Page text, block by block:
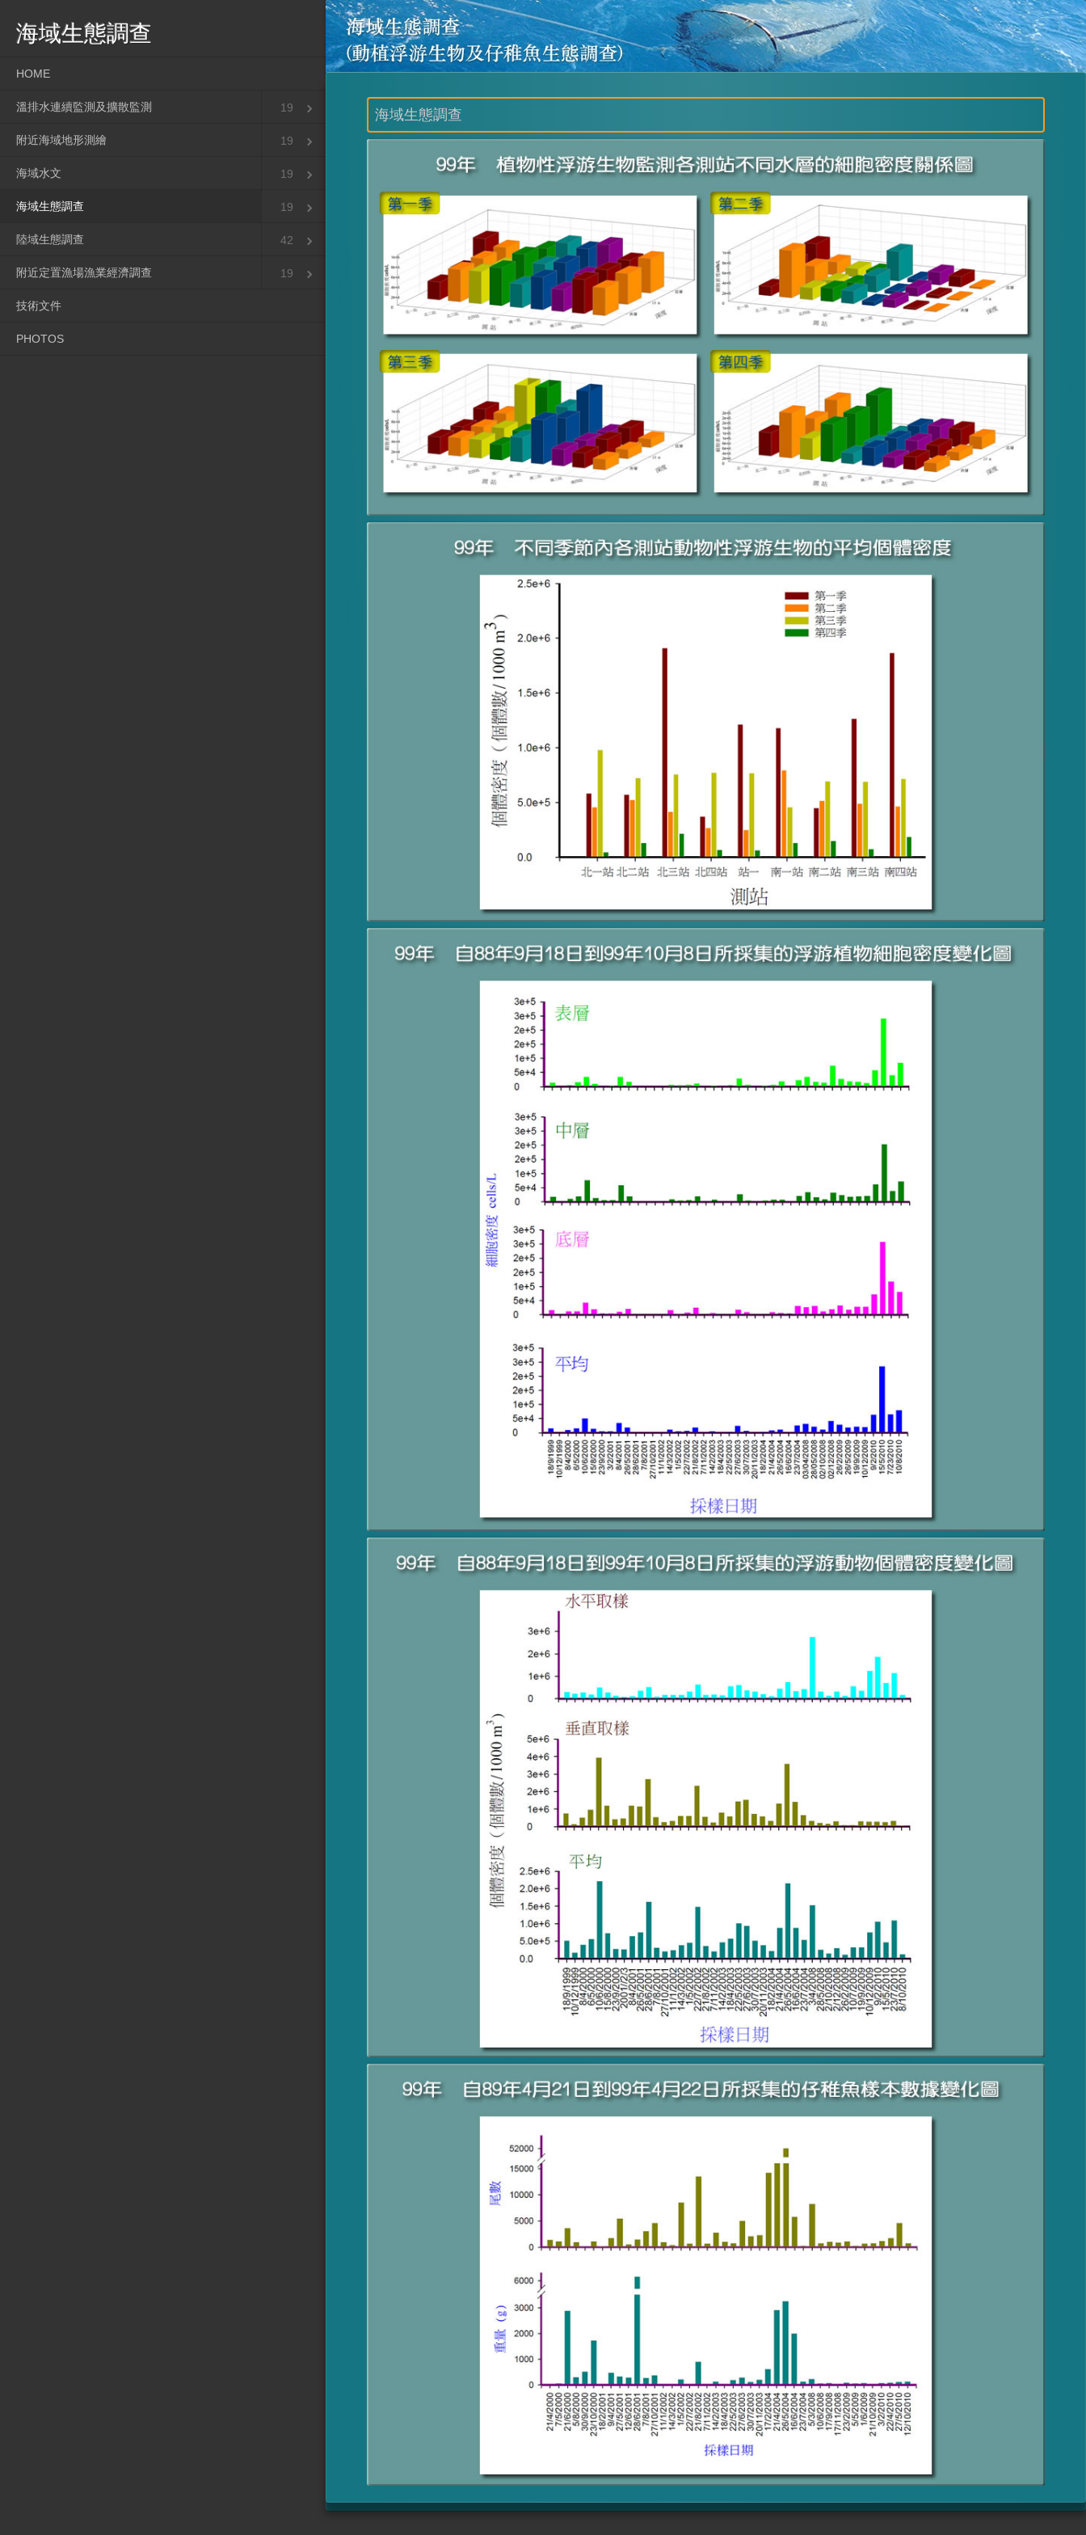
海域生態調查
HOME
19
溫排水連續監測及擴散監測
19
附近海域地形測繪
19
海域水文
19
海域生態調查
42
陸域生態調查
19
附近定置漁場漁業經濟調查
技術文件
PHOTOS
海域生態調查